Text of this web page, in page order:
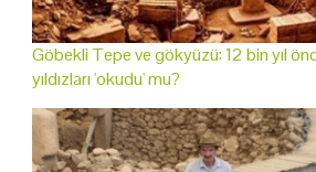
Göbekli Tepe ve gökyüzü: 12 bin yıl
yıldızları 'okudu' mu?